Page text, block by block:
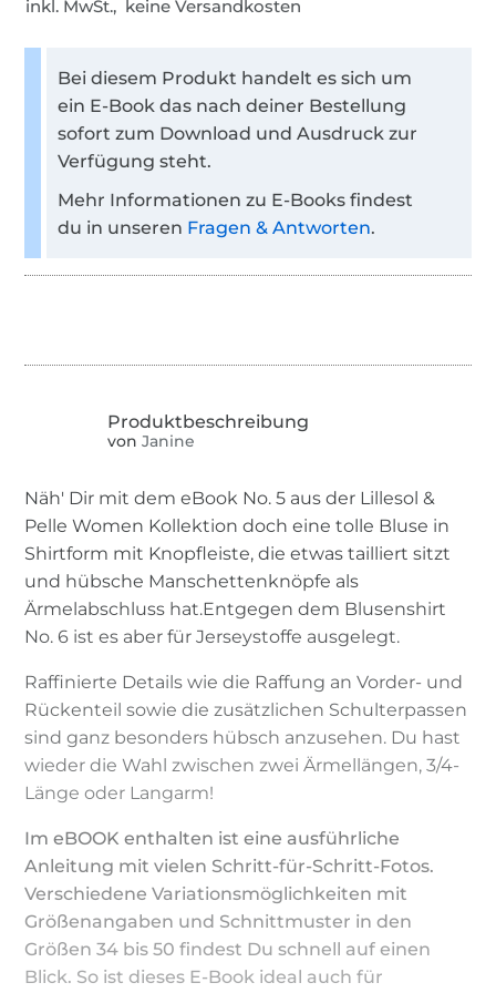
inkl. MwSt., keine Versandkosten
Bei diesem Produkt handelt es sich um
ein E-Book das nach deiner Bestellung
sofort zum Download und Ausdruck zur
Verfügung steht.
Mehr Informationen zu E-Books findest
du in unseren Fragen & Antworten.
von Janine
Näh' Dir mit dem eBook No. 5 aus der Lillesol &
Pelle Women Kollektion doch eine tolle Bluse in
Shirtform mit Knopfleiste, die etwas tailliert sitzt
und hübsche Manschettenknöpfe als
Ärmelabschluss hat.Entgegen dem Blusenshirt
No. 6 ist es aber für Jerseystoffe ausgelegt.
Raffinierte Details wie die Raffung an Vorder- und
Rückenteil sowie die zusätzlichen Schulterpassen
sind ganz besonders hübsch anzusehen. Du hast
wieder die Wahl zwischen zwei Ärmellängen, 3/4-
Länge oder Langarm!
Im eBOOK enthalten ist eine ausführliche
Anleitung mit vielen Schritt-für-Schritt-Fotos.
Verschiedene Variationsmöglichkeiten mit
Größenangaben und Schnittmuster in den
Größen 34 bis 50 findest Du schnell auf einen
Blick. So ist dieses E-Book ideal auch für